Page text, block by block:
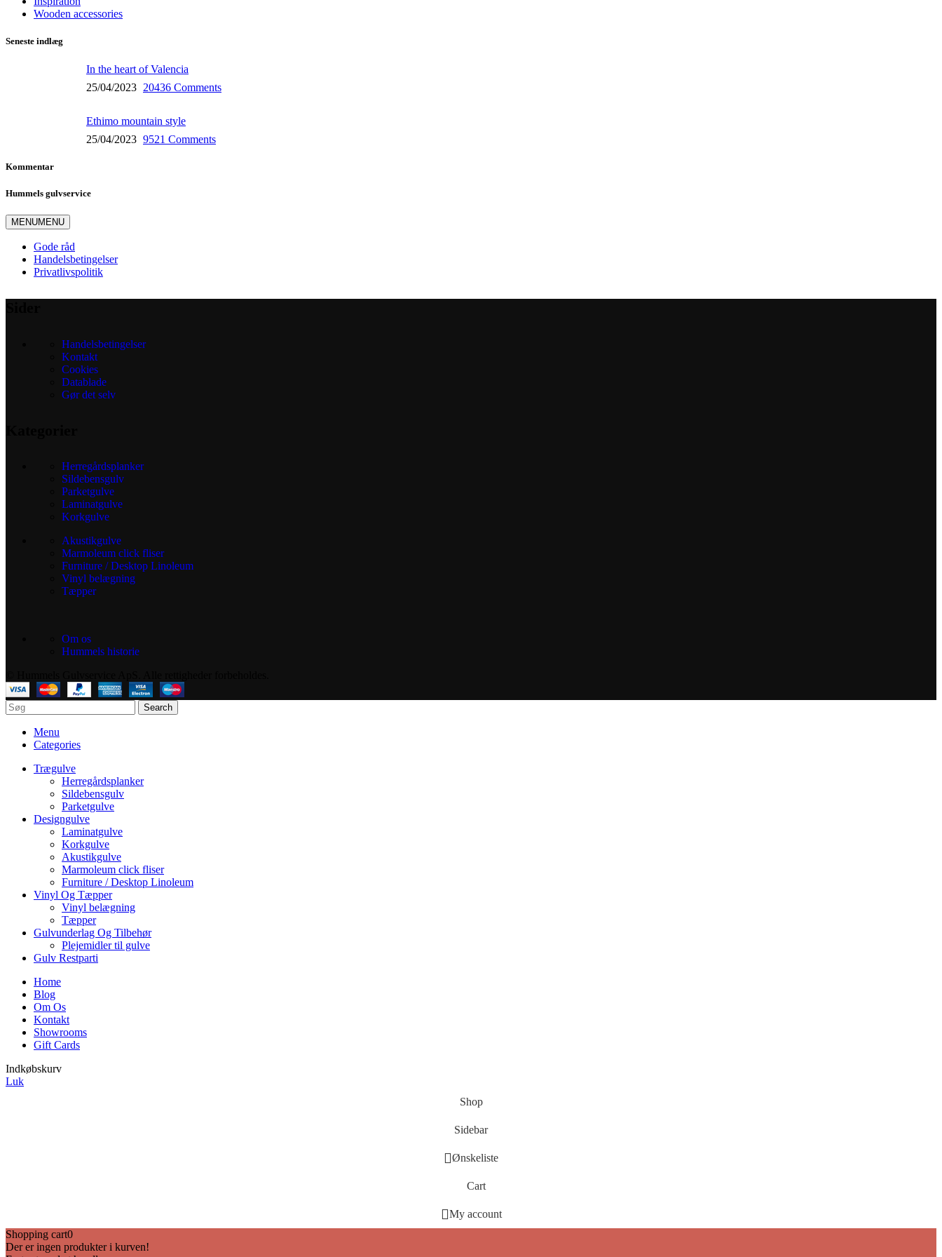
Wooden accessories
Seneste indlæg
In the heart of Valencia
25/04/2023 20436 Comments
Ethimo mountain style
25/04/2023 9521 Comments
Kommentar
Hummels gulvservice
MENUMENU
Gode råd
Handelsbetingelser
Privatlivspolitik
Handelsbetingelser
Kontakt
Cookies
Datablade
Gør det selv
Herregårdsplanker
Sildebensgulv
Parketgulve
Laminatgulve
Korkgulve
Akustikgulve
Marmoleum click fliser
Furniture / Desktop Linoleum
Vinyl belægning
Tæpper
Om os
Hummels historie
Search
Menu
Categories
Trægulve
Herregårdsplanker
Sildebensgulv
Parketgulve
Designgulve
Laminatgulve
Korkgulve
Akustikgulve
Marmoleum click fliser
Furniture / Desktop Linoleum
Vinyl Og Tæpper
Vinyl belægning
Tæpper
Gulvunderlag Og Tilbehør
Plejemidler til gulve
Gulv Restparti
Home
Blog
Om Os
Kontakt
Showrooms
Gift Cards
Indkøbskurv
Luk
Shop
Sidebar
Ønskeliste
Cart
My account
Shopping cart0
Der er ingen produkter i kurven!